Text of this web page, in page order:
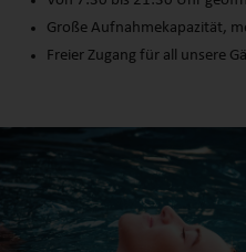
Große Aufnahmekapazität,
Freier Zugang für all unsere